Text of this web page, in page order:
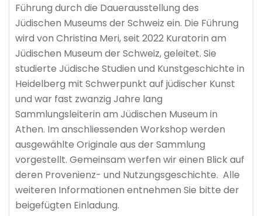
Führung durch die Dauerausstellung des
Jüdischen Museums der Schweiz ein. Die Führung
wird von Christina Meri, seit 2022 Kuratorin am
Jüdischen Museum der Schweiz, geleitet. Sie
studierte Jüdische Studien und Kunstgeschichte in
Heidelberg mit Schwerpunkt auf jüdischer Kunst
und war fast zwanzig Jahre lang
Sammlungsleiterin am Jüdischen Museum in
Athen. Im anschliessenden Workshop werden
ausgewählte Originale aus der Sammlung
vorgestellt. Gemeinsam werfen wir einen Blick auf
deren Provenienz- und Nutzungsgeschichte. Alle
weiteren Informationen entnehmen Sie bitte der
beigefügten Einladung.